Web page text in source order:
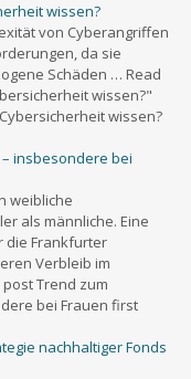
wissen?
von Cyberangriffen
da sie
Schäden … Read
wissen?"
wissen?
insbesondere bei
weibliche
als männliche. Eine
die Frankfurter
Verbleib im
Trend zum
bei Frauen first
nachhaltiger Fonds